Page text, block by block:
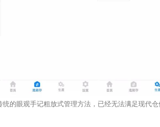
的眼观手记粗放式管理方法，已经无法满足现代